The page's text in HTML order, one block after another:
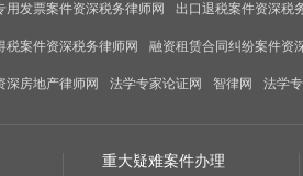
用发票案件资深税务律师网 出口退税案件资深税
税案件资深税务律师网 融资租赁合同纠纷案件资
深房地产律师网 法学专家论证网 智律网 法学
重大疑难案件办理